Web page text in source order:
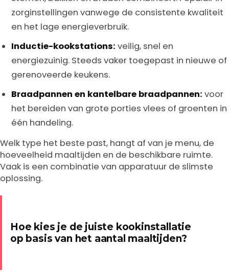
zorginstellingen vanwege de consistente kwaliteit
en het lage energieverbruik.
Inductie-kookstations: veilig, snel en
energiezuinig. Steeds vaker toegepast in nieuwe of
gerenoveerde keukens.
Braadpannen en kantelbare braadpannen: voor
het bereiden van grote porties vlees of groenten in
één handeling.
Welk type het beste past, hangt af van je menu, de
hoeveelheid maaltijden en de beschikbare ruimte.
Vaak is een combinatie van apparatuur de slimste
oplossing.
Hoe kies je de juiste kookinstallatie
op basis van het aantal maaltijden?